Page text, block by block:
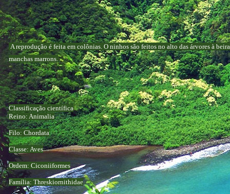
A reprodução é feita em colônias. O ninhos são feitos no alto das árvores à
manchas marrons.
Classificação científica
Reino: Animalia
Filo: Chordata
Classe: Aves
Ordem: Ciconiiformes
Família: Threskiornithidae